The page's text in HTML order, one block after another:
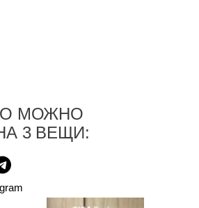
МОЖНО
3 ВЕЩИ: